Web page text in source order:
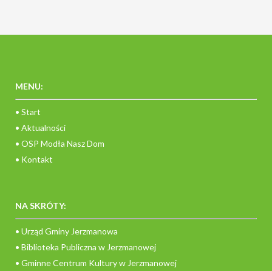
MENU:
• Start
• Aktualności
• OSP Modła Nasz Dom
• Kontakt
NA SKRÓTY:
• Urząd Gminy Jerzmanowa
• Biblioteka Publiczna w Jerzmanowej
• Gminne Centrum Kultury w Jerzmanowej